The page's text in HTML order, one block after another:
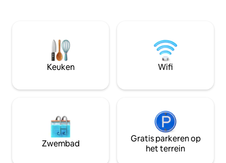
toevluchtsoord of een stel dat samen
tijd wil doorbrengen in een rustige plek
met en uitstekend uitzicht (extra
gastkosten voor meer dan 4 gasten,
inclusief bedbelasting van 6%.
geweldige locatie
Keuken Wifi
Zwembad
Gratis parkeren op
het terrein